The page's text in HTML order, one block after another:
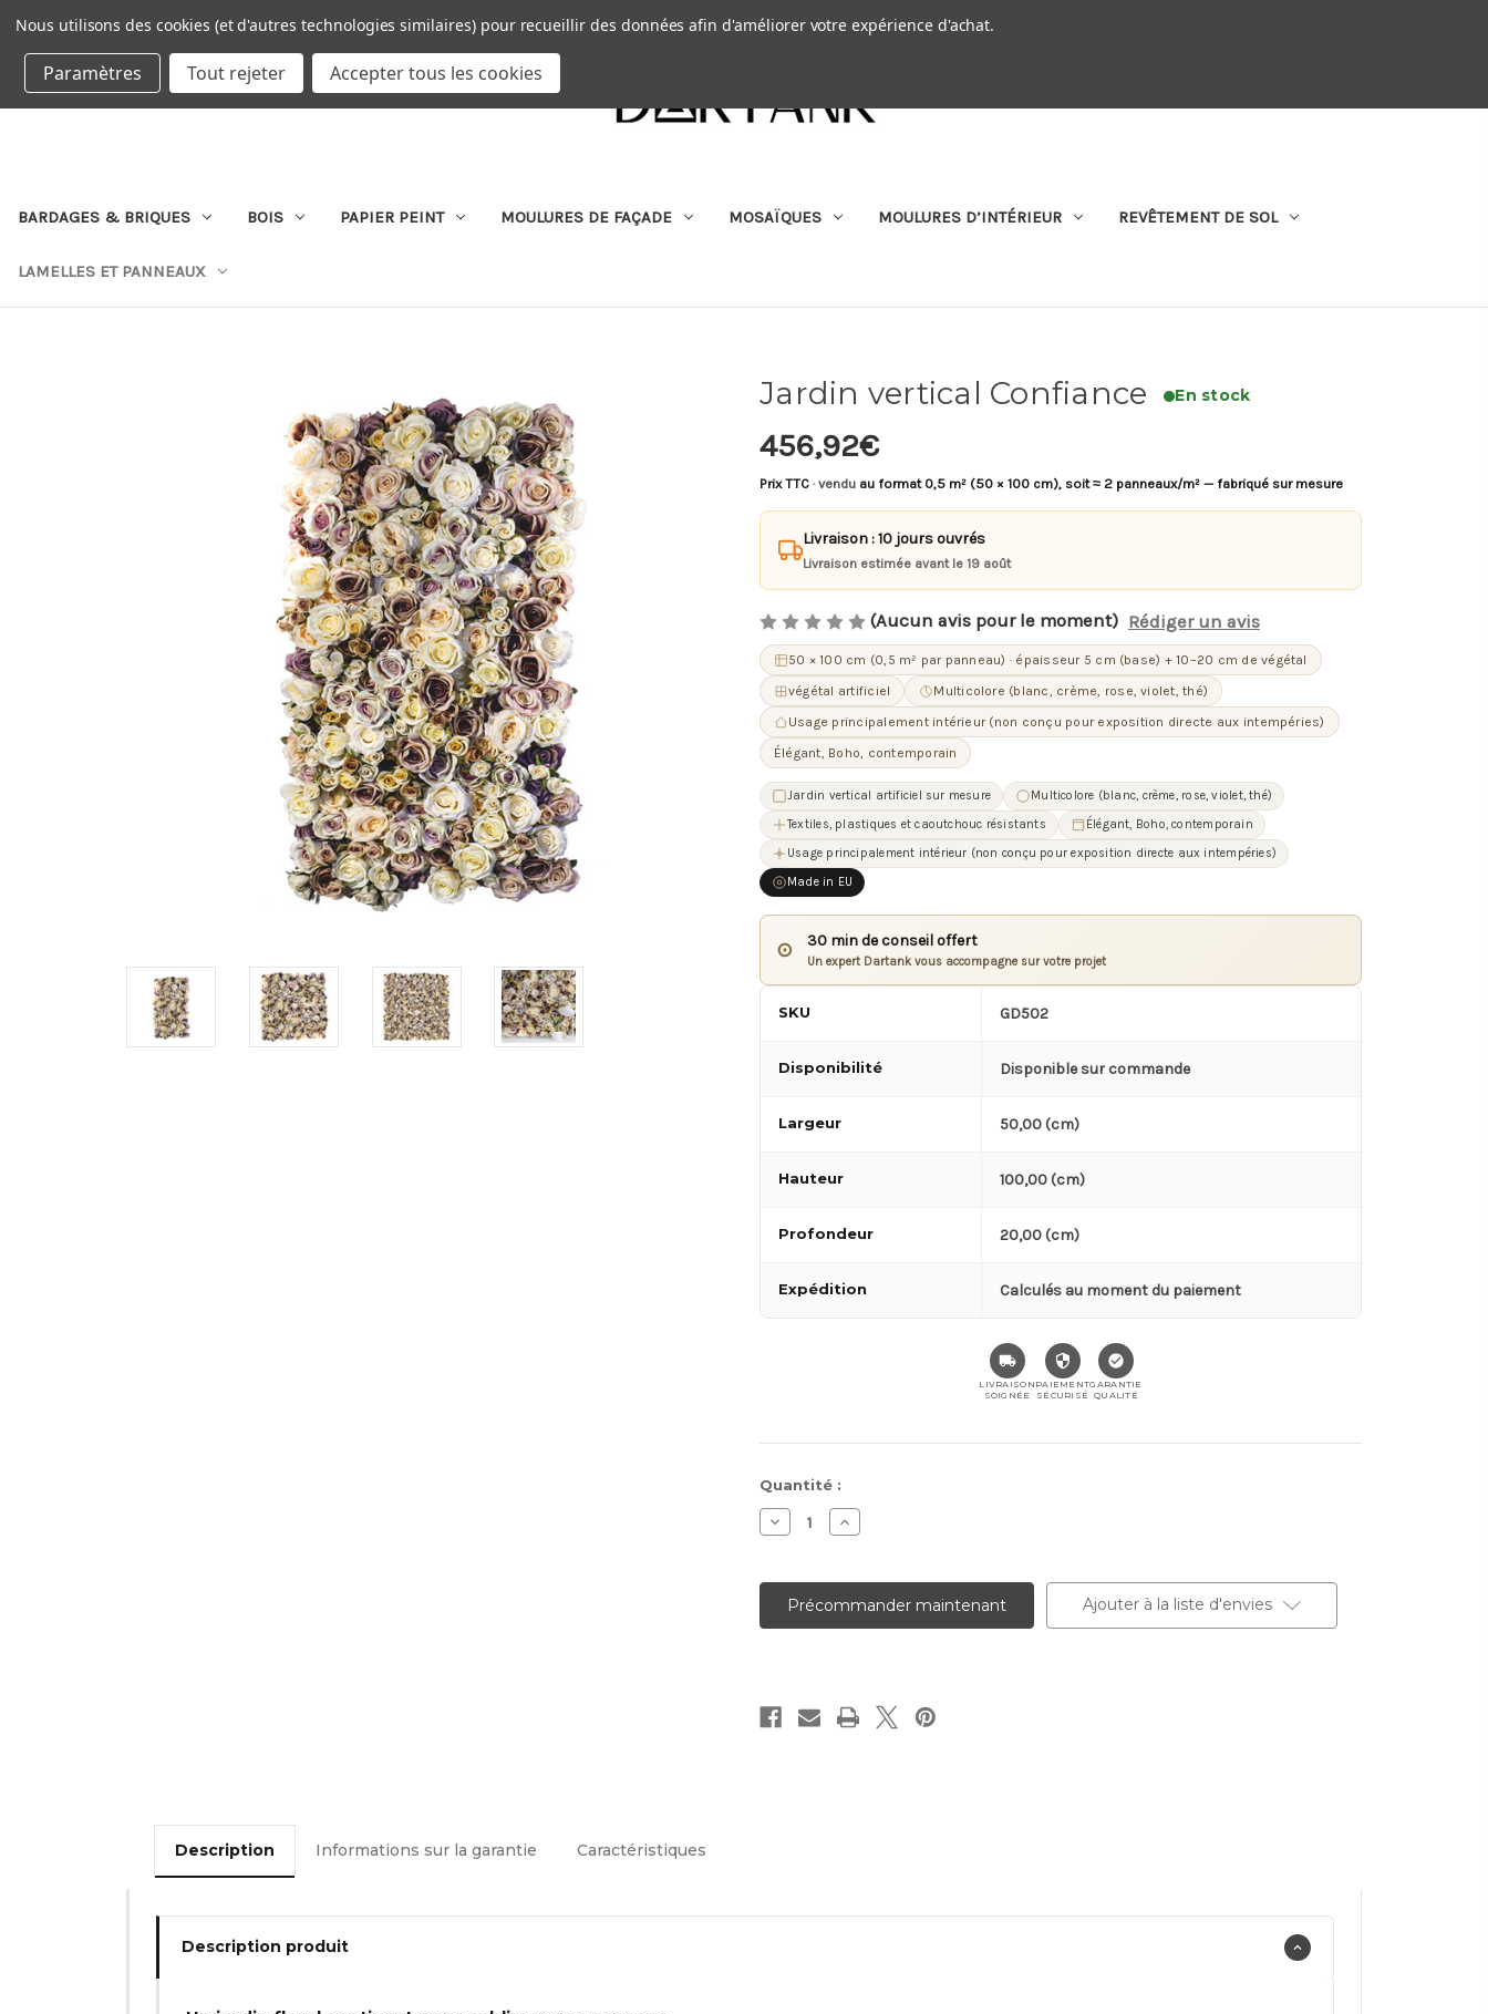
DEVISE : EUR
| RECHERCHER QUI SOMMES-NOUS
BARDAGES & BRIQUES BOIS PAPIER PEINT MOULURES DE FAÇADE MOSAÏQUES MOULURES D’INTÉRIEUR REVÊTEMENT DE SOL
LAMELLES ET PANNEAUX
Jardin vertical Confiance En stock
456,92€
Prix TTC · vendu au format 0,5 m² (50 × 100 cm), soit ≈ 2 panneaux/m² — fabriqué sur mesure
Livraison : 10 jours ouvrés
Livraison estimée avant le 19 août
(Aucun avis pour le moment) Rédiger un avis
50 × 100 cm (0,5 m² par panneau) · épaisseur 5 cm (base) + 10–20 cm de végétal
végétal artificiel
Multicolore (blanc, crème, rose, violet, thé)
Usage principalement intérieur (non conçu pour exposition directe aux intempéries)
Élégant, Boho, contemporain
Jardin vertical artificiel sur mesure
Multicolore (blanc, crème, rose, violet, thé)
Textiles, plastiques et caoutchouc résistants
Élégant, Boho, contemporain
Usage principalement intérieur (non conçu pour exposition directe aux intempéries)
Made in EU
⊙ 30 min de conseil offert
Un expert Dartank vous accompagne sur votre projet
SKU GD502
Disponibilité Disponible sur commande
Largeur 50,00 (cm)
Hauteur 100,00 (cm)
Profondeur 20,00 (cm)
Expédition Calculés au moment du paiement
LIVRAISON
SOIGNÉE
PAIEMENT
SÉCURISÉ
GARANTIE
QUALITÉ
Stock
actuel :
Quantité :
Diminuer
la
Jardin
vertical
Confiance
Augmenter
la
Jardin
vertical
Confiance Ajouter à la liste d'envies
Description Informations sur la garantie Caractéristiques
Description produit
Nous utilisons des cookies (et d'autres technologies similaires) pour recueillir des données afin d'améliorer votre expérience d'achat.
Paramètres Tout rejeter Accepter tous les cookies